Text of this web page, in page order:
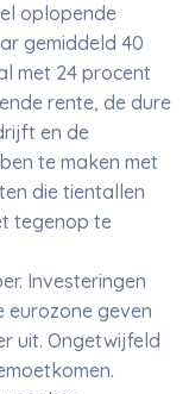
oplopende
gemiddeld 40
met 24 procent
rente, de dure
en de
te maken met
die tientallen
tegenop te
Investeringen
eurozone geven
uit. Ongetwijfeld